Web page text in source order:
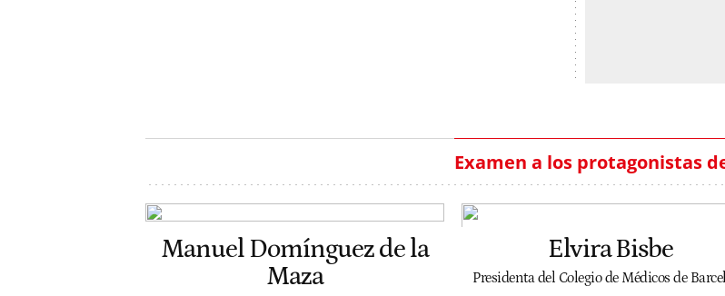
Examen a los protagonistas
Manuel Domínguez de la
Maza
Elvira Bisbe
Presidenta del Colegio de Médicos de